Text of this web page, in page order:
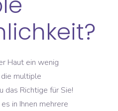
Haut ein wenig
multiple
das Richtige für Sie!
in Ihnen mehrere